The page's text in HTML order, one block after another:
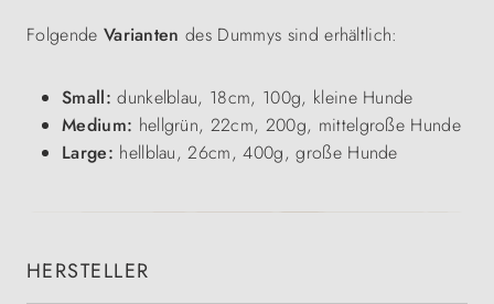
Folgende Variantendes Dummys sind erhältlich:
Small: dunkelblau, 18cm, 100g, kleine Hunde
Medium: hellgrün, 22cm, 200g, mittelgroße Hunde
Large: hellblau, 26cm, 400g, große Hunde
HERSTELLER